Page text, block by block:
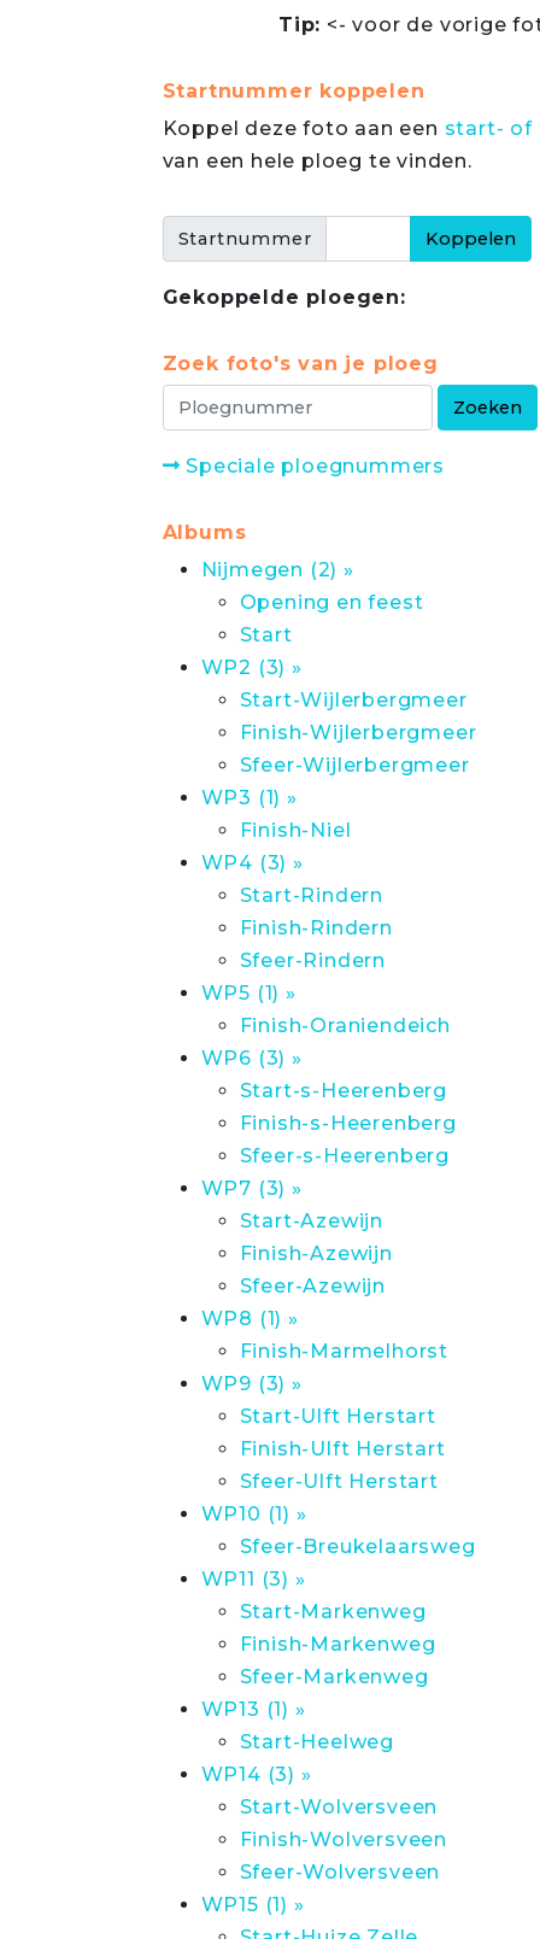
Tip: <- voor de vorige
Startnummer koppelen
Koppel deze foto aan een start- of
van een hele ploeg te vinden.
Startnummer
Gekoppelde ploegen:
Zoek foto's van je ploeg
Speciale ploegnummers
Albums
Nijmegen (2) »
Opening en feest
Start
WP2 (3) »
Start-Wijlerbergmeer
Finish-Wijlerbergmeer
Sfeer-Wijlerbergmeer
WP3 (1) »
Finish-Niel
WP4 (3) »
Start-Rindern
Finish-Rindern
Sfeer-Rindern
WP5 (1) »
Finish-Oraniendeich
WP6 (3) »
Start-s-Heerenberg
Finish-s-Heerenberg
Sfeer-s-Heerenberg
WP7 (3) »
Start-Azewijn
Finish-Azewijn
Sfeer-Azewijn
WP8 (1) »
Finish-Marmelhorst
WP9 (3) »
Start-Ulft Herstart
Finish-Ulft Herstart
Sfeer-Ulft Herstart
WP10 (1) »
Sfeer-Breukelaarsweg
WP11 (3) »
Start-Markenweg
Finish-Markenweg
Sfeer-Markenweg
WP13 (1) »
Start-Heelweg
WP14 (3) »
Start-Wolversveen
Finish-Wolversveen
Sfeer-Wolversveen
WP15 (1) »